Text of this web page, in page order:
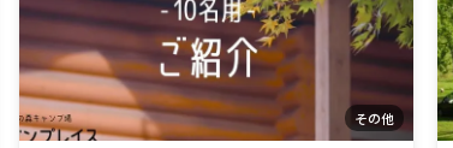
その他